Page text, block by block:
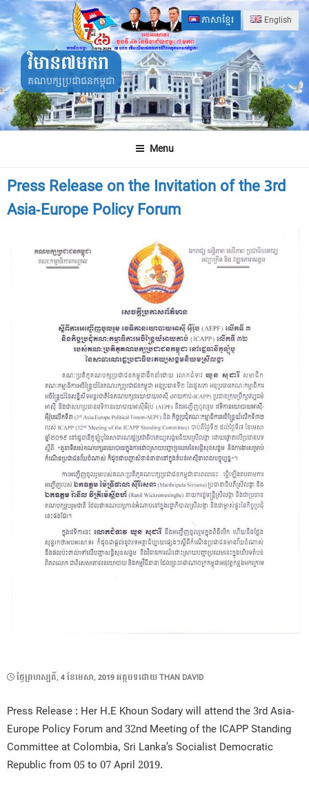
Skip
to
content
ភាសាខ្មែរ English
វិមាន៧មករា
គណបក្សប្រជាជនកម្ពុជា
Menu
Press Release on the Invitation of the 3rd
Asia-Europe Policy Forum
POSTED
ថ្ងៃ​ព្រហស្បតិ៍, 4 ខែ​មេសា, 2019អត្ថបទដោយTHAN DAVID
Press Release : Her H.E Khoun Sodary will attend the 3rd Asia-
Europe Policy Forum and 32nd Meeting of the ICAPP Standing
Committee at Colombia, Sri Lanka’s Socialist Democratic
Republic from 05 to 07 April 2019.